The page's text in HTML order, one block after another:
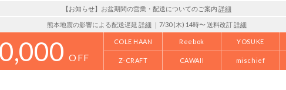
【お知らせ】お盆期間の営業・配送についてのご案内 詳細
熊本地震の影響による配送遅延 詳細 ｜7/30 (木) 14時〜 送料改訂詳細
OFF
COLE HAAN Reebok YOSUKE
Z-CRAFT CAWAII mischief